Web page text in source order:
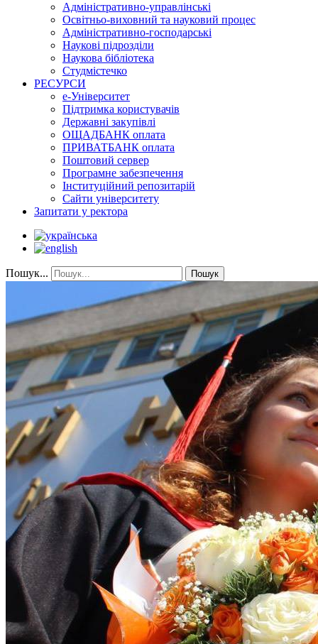
Адміністративно-управлінські
Освітньо-виховний та науковий процес
Адміністративно-господарські
Наукові підрозділи
Наукова бібліотека
Студмістечко
РЕСУРСИ
е-Університет
Підтримка користувачів
Державні закупівлі
ОЩАДБАНК оплата
ПРИВАТБАНК оплата
Поштовий сервер
Програмне забезпечення
Інституційний репозитарій
Сайти університету
Запитати у ректора
Пошук... Пошук